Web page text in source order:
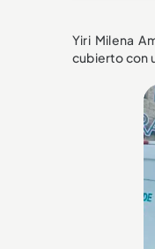
Yiri Milena
cubierto con